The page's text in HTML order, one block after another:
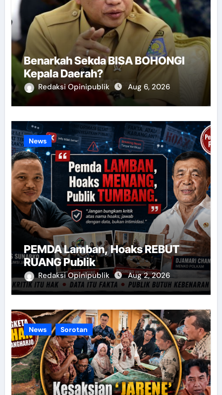
Benarkah Sekda BISA BOHONGI
Kepala Daerah?
Redaksi Opinipublik Aug 6, 2026
News
PEMDA Lamban, Hoaks REBUT
RUANG Publik
Redaksi Opinipublik Aug 2, 2026
News Sorotan